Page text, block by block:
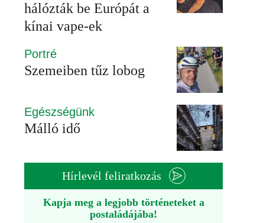
hálózták be Európát a
kínai vape-ek
Portré
Szemeiben tűz lobog
Egészségünk
Málló idő
Hírlevél feliratkozás
Kapja meg a legjobb történeteket a
postaládájába!